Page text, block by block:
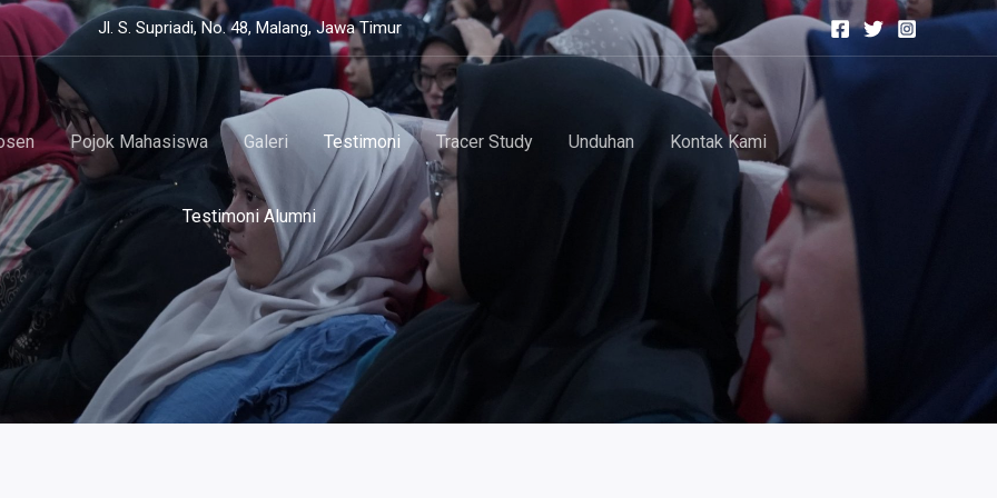
Jl. S. Supriadi, No. 48, Malang, Jawa Timur
Pojok Mahasiswa Galeri Testimoni Tracer Study Unduhan Kontak Kami
Testimoni Alumni